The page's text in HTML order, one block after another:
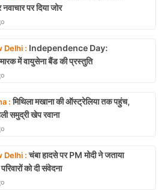
पर दिया जोर
Delhi : Independence Day:
में वायुसेना बैंड की प्रस्तुति
:मिथिला मखाना की ऑस्ट्रेलिया तक पहुंच,
समुद्री खेप रवाना
Delhi :चंबा हादसे पर PM मोदी ने जताया
को दी संवेदना